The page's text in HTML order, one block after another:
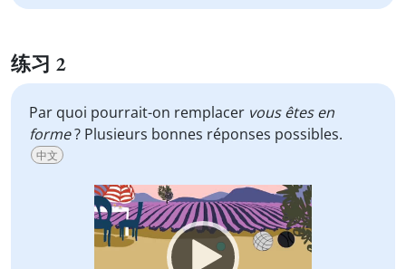
练习 2
Par quoi pourrait-on remplacer vous êtes en
forme? Plusieurs bonnes réponses possibles.
中文
Video
Player